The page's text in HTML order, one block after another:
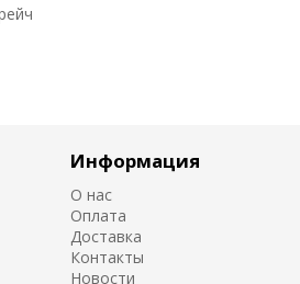
Информация
О нас
Оплата
Доставка
Контакты
Новости